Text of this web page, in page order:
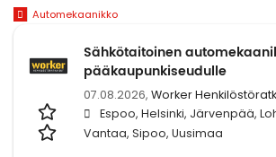
Automekaanikko
Sähkötaitoinen
pääkaupunkiseudulle
07.08.2026, Worker
Espoo, Helsinki, Järvenpää,
Vantaa, Sipoo, Uusimaa